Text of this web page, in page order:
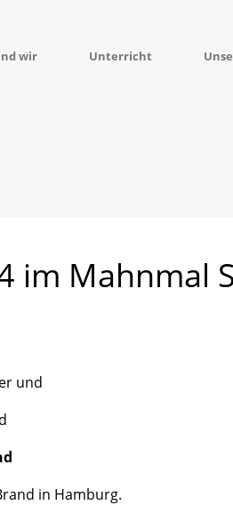
wir Unterricht
im Mahnmal
und
in Hamburg.